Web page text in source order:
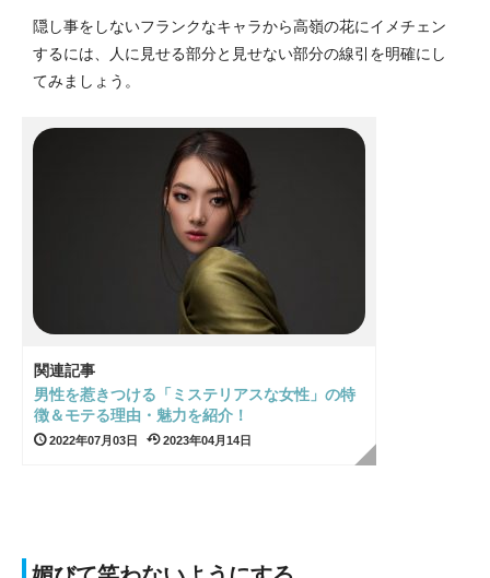
隠し事をしないフランクなキャラから高嶺の花にイメチェン
するには、人に見せる部分と見せない部分の線引を明確にし
てみましょう。
関連記事
男性を惹きつける「ミステリアスな女性」の特
徴＆モテる理由・魅力を紹介！
2022年07月03日 2023年04月14日